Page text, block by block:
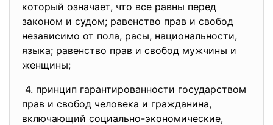
который означает, что все равны перед
законом и судом; равенство прав и свобод
независимо от пола, расы, национальности,
языка; равенство прав и свобод мужчины и
женщины;
4. принцип гарантированности государством
прав и свобод человека и гражданина,
включающий социально-экономические,